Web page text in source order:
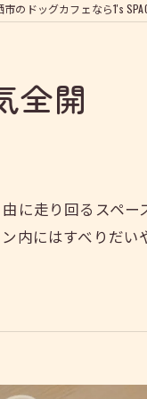
市のドッグカフェなら1's
全開
走り回るスペー
内にはすべりだい